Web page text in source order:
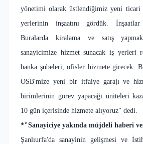
yönetimi olarak üstlendiğimiz yeni ticari
yerlerinin inşaatını gördük. İnşaatlar
Buralarda kiralama ve satış
sanayicimize hizmet sunacak iş yerleri
banka şubeleri, ofisler hizmete girecek.
OSB'mize yeni bir itfaiye garajı ve
birimlerinin görev yapacağı üniteleri
10 gün içerisinde hizmete alıyoruz" dedi.
*"Sanayiciye yakında müjdeli haberi
Şanlıurfa'da sanayinin gelişmesi ve